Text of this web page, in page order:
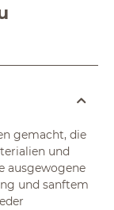
gemacht, die
und
ausgewogene
und sanftem